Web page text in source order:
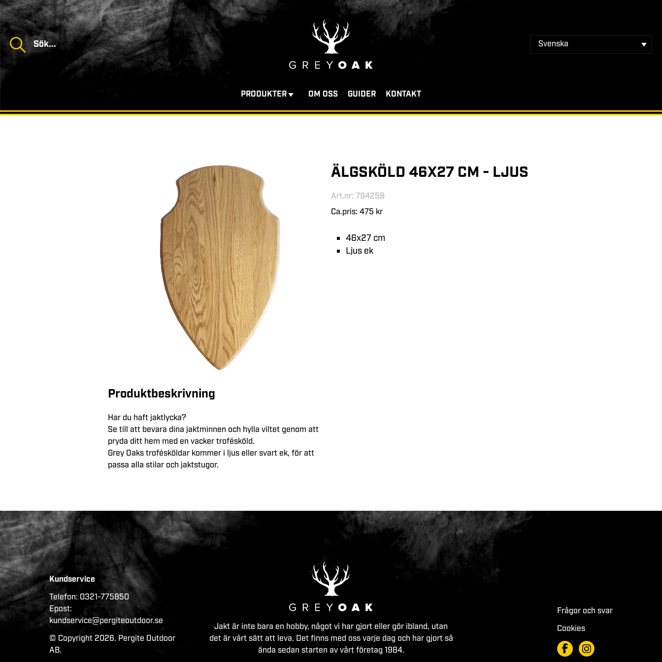
Svenska
PRODUKTER OM OSS GUIDER KONTAKT
ÄLGSKÖLD 46X27 CM - LJUS
Art.nr: 794258
Ca.pris: 475 kr
46x27 cm
Ljus ek
Produktbeskrivning
Har du haft jaktlycka?
Se till att bevara dina jaktminnen och hylla viltet genom att
pryda ditt hem med en vacker trofésköld.
Grey Oaks trofésköldar kommer i ljus eller svart ek, för att
passa alla stilar och jaktstugor.
Kundservice
Telefon: 0321-775850
Epost:
kundservice@pergiteoutdoor.se
© Copyright 2026. Pergite Outdoor
AB.
Jakt är inte bara en hobby, något vi har gjort eller gör ibland, utan
det är vårt sätt att leva. Det finns med oss varje dag och har gjort så
ända sedan starten av vårt företag 1984.
Frågor och svar
Cookies